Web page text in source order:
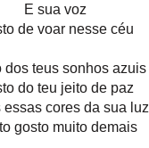
E sua voz
de voar nesse céu
dos teus sonhos azuis
do teu jeito de paz
essas cores da sua luz
gosto muito demais